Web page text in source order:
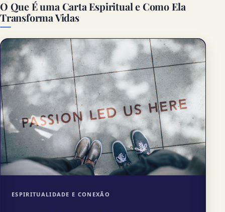
O Que É uma Carta Espiritual e Como Ela
Transforma Vidas
ESPIRITUALIDADE E CONEXÃO